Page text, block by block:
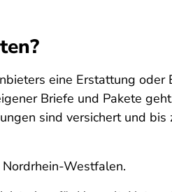
eine Erstattung oder
Briefe und Pakete
sind versichert und bis
Westfalen.